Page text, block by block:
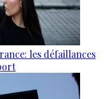
les défaillances